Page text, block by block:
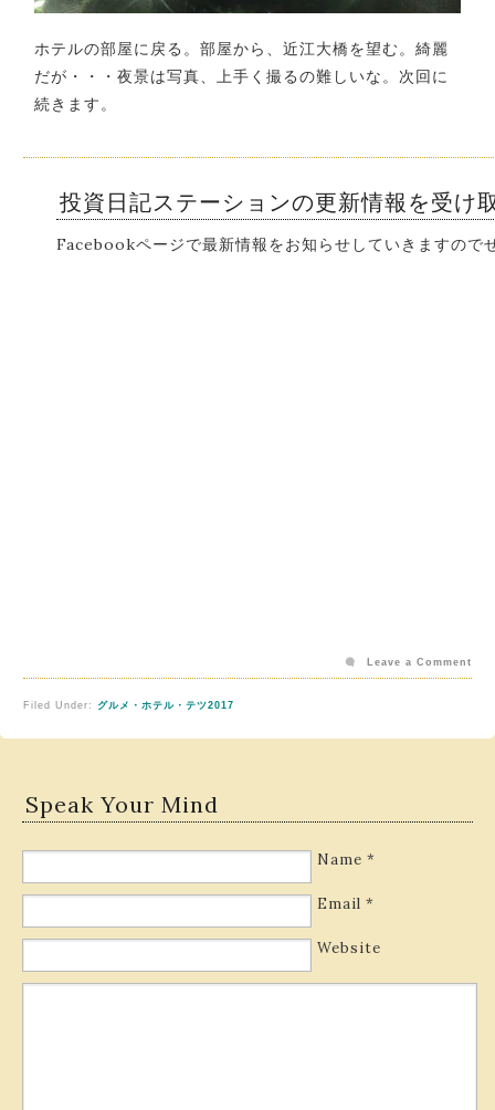
ホテルの部屋に戻る。部屋から、近江大橋を望む。綺麗
だが・・・夜景は写真、上手く撮るの難しいな。次回に
続きます。
投資日記ステーションの更新情報を受け
Facebookページで最新情報をお知らせしていきますので
Filed Under: グルメ・ホテル・テツ2017
Leave a Comment
Speak Your Mind
Name *
Email *
Website